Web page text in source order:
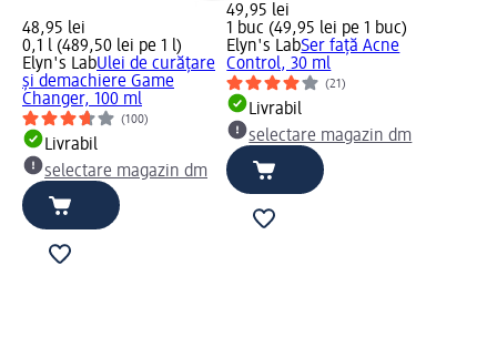
48,95 lei
0,1 l (489,50 lei pe 1 l)
Elyn's LabUlei de curățare
și demachiere Game
Changer, 100 ml
(100)
Livrabil
selectare magazin dm
49,95 lei
1 buc (49,95 lei pe 1 buc)
Elyn's LabSer față Acne
Control, 30 ml
(21)
Livrabil
selectare magazin dm